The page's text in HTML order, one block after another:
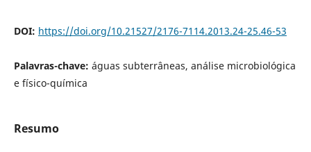
DOI: https://doi.org/10.21527/2176-7114.2013.24-25.46-53
Palavras-chave: águas subterrâneas, análise microbiológica
e físico-química
Resumo